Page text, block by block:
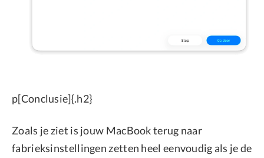
p[Conclusie]{.h2}
Zoals je ziet is jouw MacBook terug naar
fabrieksinstellingen zetten heel eenvoudig als je de